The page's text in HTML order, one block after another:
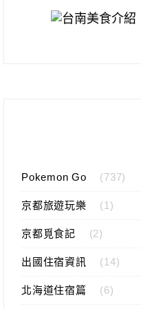
Pokemon Go (737)
京都旅遊玩樂 (1)
京都覓食記 (2)
出國住宿資訊 (14)
北海道住宿篇 (6)